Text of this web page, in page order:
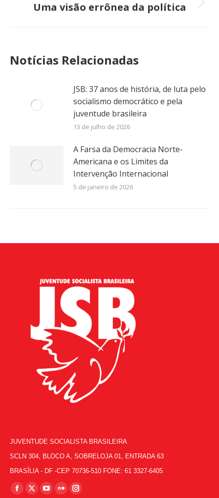
Próximo
Uma visão errônea da política
Notícias Relacionadas
JSB: 37 anos de história, de luta pelo
socialismo democrático e pela
juventude brasileira
13 de julho de 2026
A Farsa da Democracia Norte-
Americana e os Limites da
Intervenção Internacional
5 de janeiro de 2026
JUVENTUDE SOCIALISTA BRASILEIRA
SCLN 304, BLOCO A, SOBRELOJA 01, ENTRADA 63
BRASÍLIA - DF -CEP 70736-510 FONE: 61 3327-6405
Encontre-nos em:
Facebook
X YouTube
FlickrInstagram